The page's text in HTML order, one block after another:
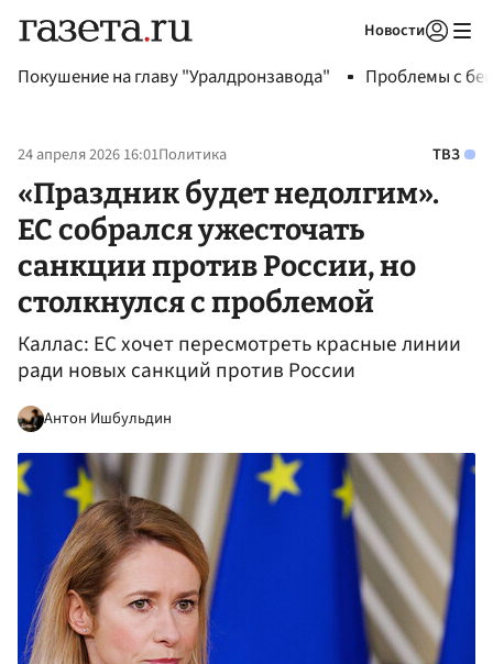
Новости
Покушение на главу "Уралдронзавода" Проблемы с
24 апреля 2026 16:01Политика ТВЗ
«Праздник будет недолгим».
ЕС собрался ужесточать
санкции против России, но
столкнулся с проблемой
Каллас: ЕС хочет пересмотреть красные линии
ради новых санкций против России
Антон Ишбульдин